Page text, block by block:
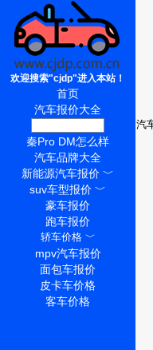
汽
欢迎搜索"cjdp"进入本站！
首页
汽车报价大全
秦Pro DM怎么样
汽车品牌大全
新能源汽车报价 ﹀
suv车型报价 ﹀
豪车报价
跑车报价
轿车价格﹀
mpv汽车报价
面包车报价
皮卡车价格
客车价格